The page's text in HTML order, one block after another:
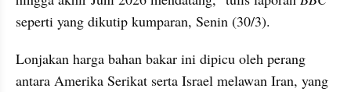
seperti yang dikutip kumparan, Senin (30/3).
Lonjakan harga bahan bakar ini dipicu oleh perang
antara Amerika Serikat serta Israel melawan Iran, yang